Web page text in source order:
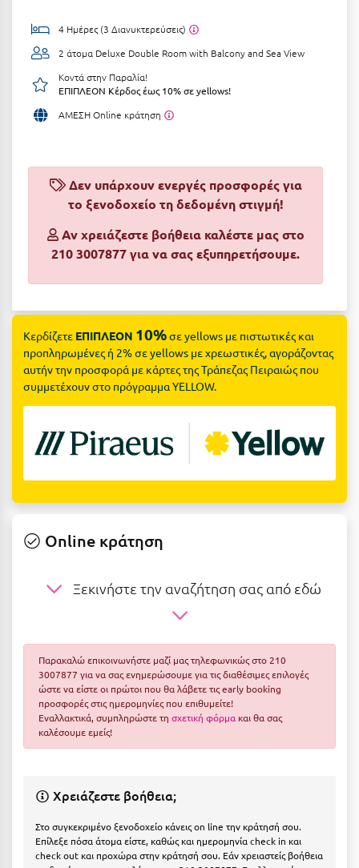
Αργολίδα
Αριδαία
Αρκαδία
Αρκίτσα
Αρχαία Ολυμπία
Αστυπάλαια
Αττική
Βansko
Βόλος
Βραχάτι Κορινθίας
Βυτίνα
Γαλαξiδι
Γλυφάδα
Γύθειο
Δελφοί
Διακοπτό
Ελληνικό Αρκαδίας
Ελούντα Κρήτης
Ερέτρια
Ξενοδοχεία 3 Αστέρων
Ξενοδοχεία 4 Αστέρων
Ξενοδοχεία 5 Αστέρων
Βίλες
Ενοικιαζόμενα Δωμάτια
Διαμερίσματα
Studios
Camping
Suites
Δες όλες τις προσφορές
4 Ημέρες (3 Διανυκτερεύσεις)
2 άτομα Deluxe Double Room with Balcony and Sea View
Κοντά στην Παραλία!
ΕΠΙΠΛΕΟΝ Κέρδος έως 10% σε yellows!
ΑΜΕΣΗ Online κράτηση
Δεν υπάρχουν ενεργές προσφορές για
το ξενοδοχείο τη δεδομένη στιγμή!
Αν χρειάζεστε βοήθεια καλέστε μας στο
210 3007877 για να σας εξυπηρετήσουμε.
Κερδίζετε ΕΠΙΠΛΕΟΝ 10%σε yellows με πιστωτικές και
προπληρωμένες ή 2% σε yellows με χρεωστικές, αγοράζοντας
αυτήν την προσφορά με κάρτες της Τράπεζας Πειραιώς που
συμμετέχουν στο πρόγραμμα YELLOW.
Online κράτηση
Ξεκινήστε την αναζήτηση σας από εδώ
Παρακαλώ επικοινωνήστε μαζί μας τηλεφωνικώς στο 210
3007877 για να σας ενημερώσουμε για τις διαθέσιμες επιλογές
ώστε να είστε οι πρώτοι που θα λάβετε τις early booking
προσφορές στις ημερομηνίες που επιθυμείτε!
Εναλλακτικά, συμπληρώστε τη σχετική φόρμακαι θα σας
καλέσουμε εμείς!
Χρειάζεστε βοήθεια;
Στο συγκεκριμένο ξενοδοχείο κάνεις on line την κράτησή σου.
Επίλεξε πόσα άτομα είστε, καθώς και ημερομηνία check in και
check out και προχώρα στην κράτησή σου. Εάν χρειαστείς βοήθεια